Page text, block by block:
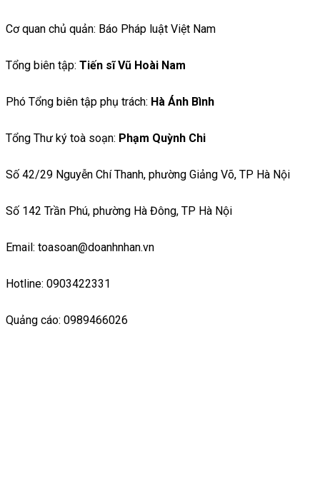
Cơ quan chủ quản: Báo Pháp luật Việt Nam
Tổng biên tập: Tiến sĩ Vũ Hoài Nam
Phó Tổng biên tập phụ trách: Hà Ánh Bình
Tổng Thư ký toà soạn: Phạm Quỳnh Chi
Số 42/29 Nguyễn Chí Thanh, phường Giảng Võ, TP Hà Nội
Số 142 Trần Phú, phường Hà Đông, TP Hà Nội
Email: toasoan@doanhnhan.vn
Hotline: 0903422331
Quảng cáo: 0989466026